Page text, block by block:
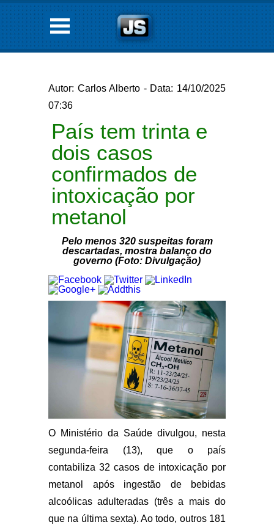
Autor: Carlos Alberto - Data: 14/10/2025
07:36
País tem trinta e
dois casos
confirmados de
intoxicação por
metanol
Pelo menos 320 suspeitas foram
descartadas, mostra balanço do
governo (Foto: Divulgação)
O Ministério da Saúde divulgou, nesta
segunda-feira (13), que o país
contabiliza 32 casos de intoxicação por
metanol após ingestão de bebidas
alcoólicas adulteradas (três a mais do
que na última sexta). Ao todo, outros 181